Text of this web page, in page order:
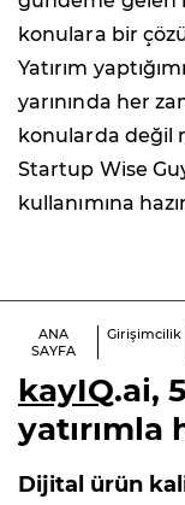
konulara bir
Yatırım
yarınında her
konularda değil
Startup Wise
kullanımına
ANA
SAYFA
Girişimcilik
kayIQ.ai,
yatırımla
Dijital ürün